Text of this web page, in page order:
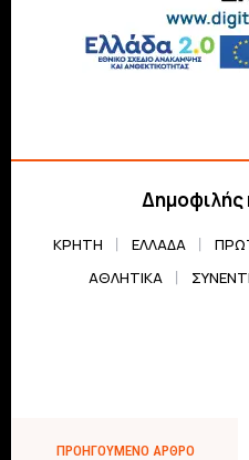
Δημοφιλής
ΚΡΗΤΗ ΕΛΛΆΔΑ
ΑΘΛΗΤΙΚΆ
ΠΡΟΗΓΟΎΜΕΝΟ ΆΡΘΡΟ